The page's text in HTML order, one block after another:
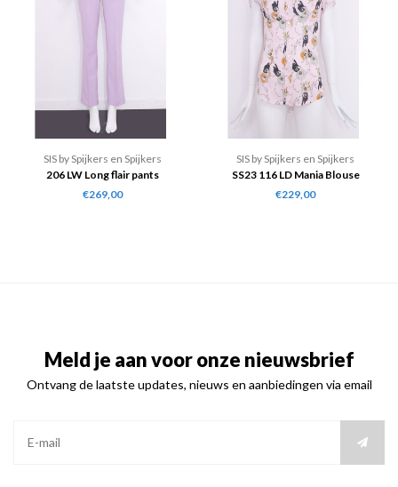
SIS by Spijkers en Spijkers
206 LW Long flair pants
€269,00
SIS by Spijkers en Spijkers
SS23 116 LD Mania Blouse
€229,00
Meld je aan voor onze nieuwsbrief
Ontvang de laatste updates, nieuws en aanbiedingen via email